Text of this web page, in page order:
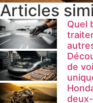
Articles
Quel
de